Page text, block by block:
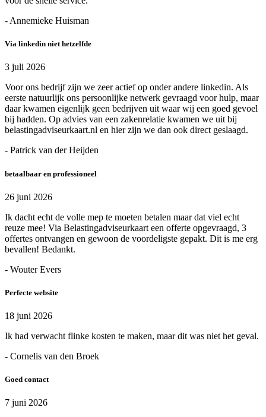
- Annemieke Huisman
Via linkedin niet hetzelfde
3 juli 2026
Voor ons bedrijf zijn we zeer actief op onder andere linkedin. Als
eerste natuurlijk ons persoonlijke netwerk gevraagd voor hulp, maar
daar kwamen eigenlijk geen bedrijven uit waar wij een goed gevoel
bij hadden. Op advies van een zakenrelatie kwamen we uit bij
belastingadviseurkaart.nl en hier zijn we dan ook direct geslaagd.
- Patrick van der Heijden
betaalbaar en professioneel
26 juni 2026
Ik dacht echt de volle mep te moeten betalen maar dat viel echt
reuze mee! Via Belastingadviseurkaart een offerte opgevraagd, 3
offertes ontvangen en gewoon de voordeligste gepakt. Dit is me erg
bevallen! Bedankt.
- Wouter Evers
Perfecte website
18 juni 2026
Ik had verwacht flinke kosten te maken, maar dit was niet het geval.
- Cornelis van den Broek
Goed contact
7 juni 2026